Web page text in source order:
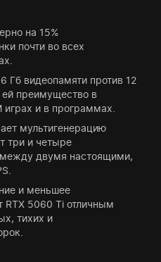
на 15%
почти во всех
Гб видеопамяти против 12
ей преимущество в
играх и в программах.
мультигенерацию
три и четыре
двумя настоящими,
и меньшее
RTX 5060 Ti отличным
тихих и